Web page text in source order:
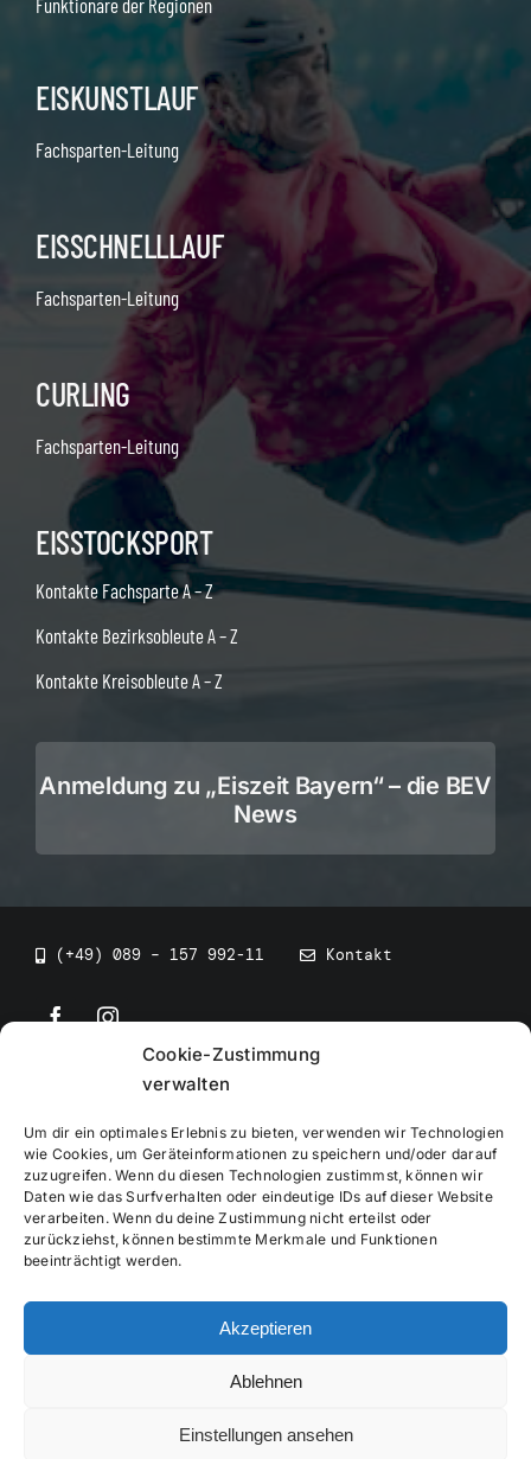
Cookie-Zustimmung
verwalten
Um dir ein optimales Erlebnis zu bieten, verwenden wir Technologien
wie Cookies, um Geräteinformationen zu speichern und/oder darauf
zuzugreifen. Wenn du diesen Technologien zustimmst, können wir
Daten wie das Surfverhalten oder eindeutige IDs auf dieser Website
verarbeiten. Wenn du deine Zustimmung nicht erteilst oder
zurückziehst, können bestimmte Merkmale und Funktionen
beeinträchtigt werden.
Akzeptieren
Ablehnen
Einstellungen ansehen
Funktionäre der Regionen
EISKUNSTLAUF
Fachsparten-Leitung
EISSCHNELLLAUF
Fachsparten-Leitung
CURLING
Fachsparten-Leitung
EISSTOCKSPORT
Kontakte Fachsparte A – Z
Kontakte Bezirksobleute A – Z
Kontakte Kreisobleute A – Z
Anmeldung zu „Eiszeit Bayern“ – die BEV
News
(+49) 089 – 157 992-11 Kontakt
• BEV Bayerischer Eissportverband
Impressum
Datenschutzerklärung